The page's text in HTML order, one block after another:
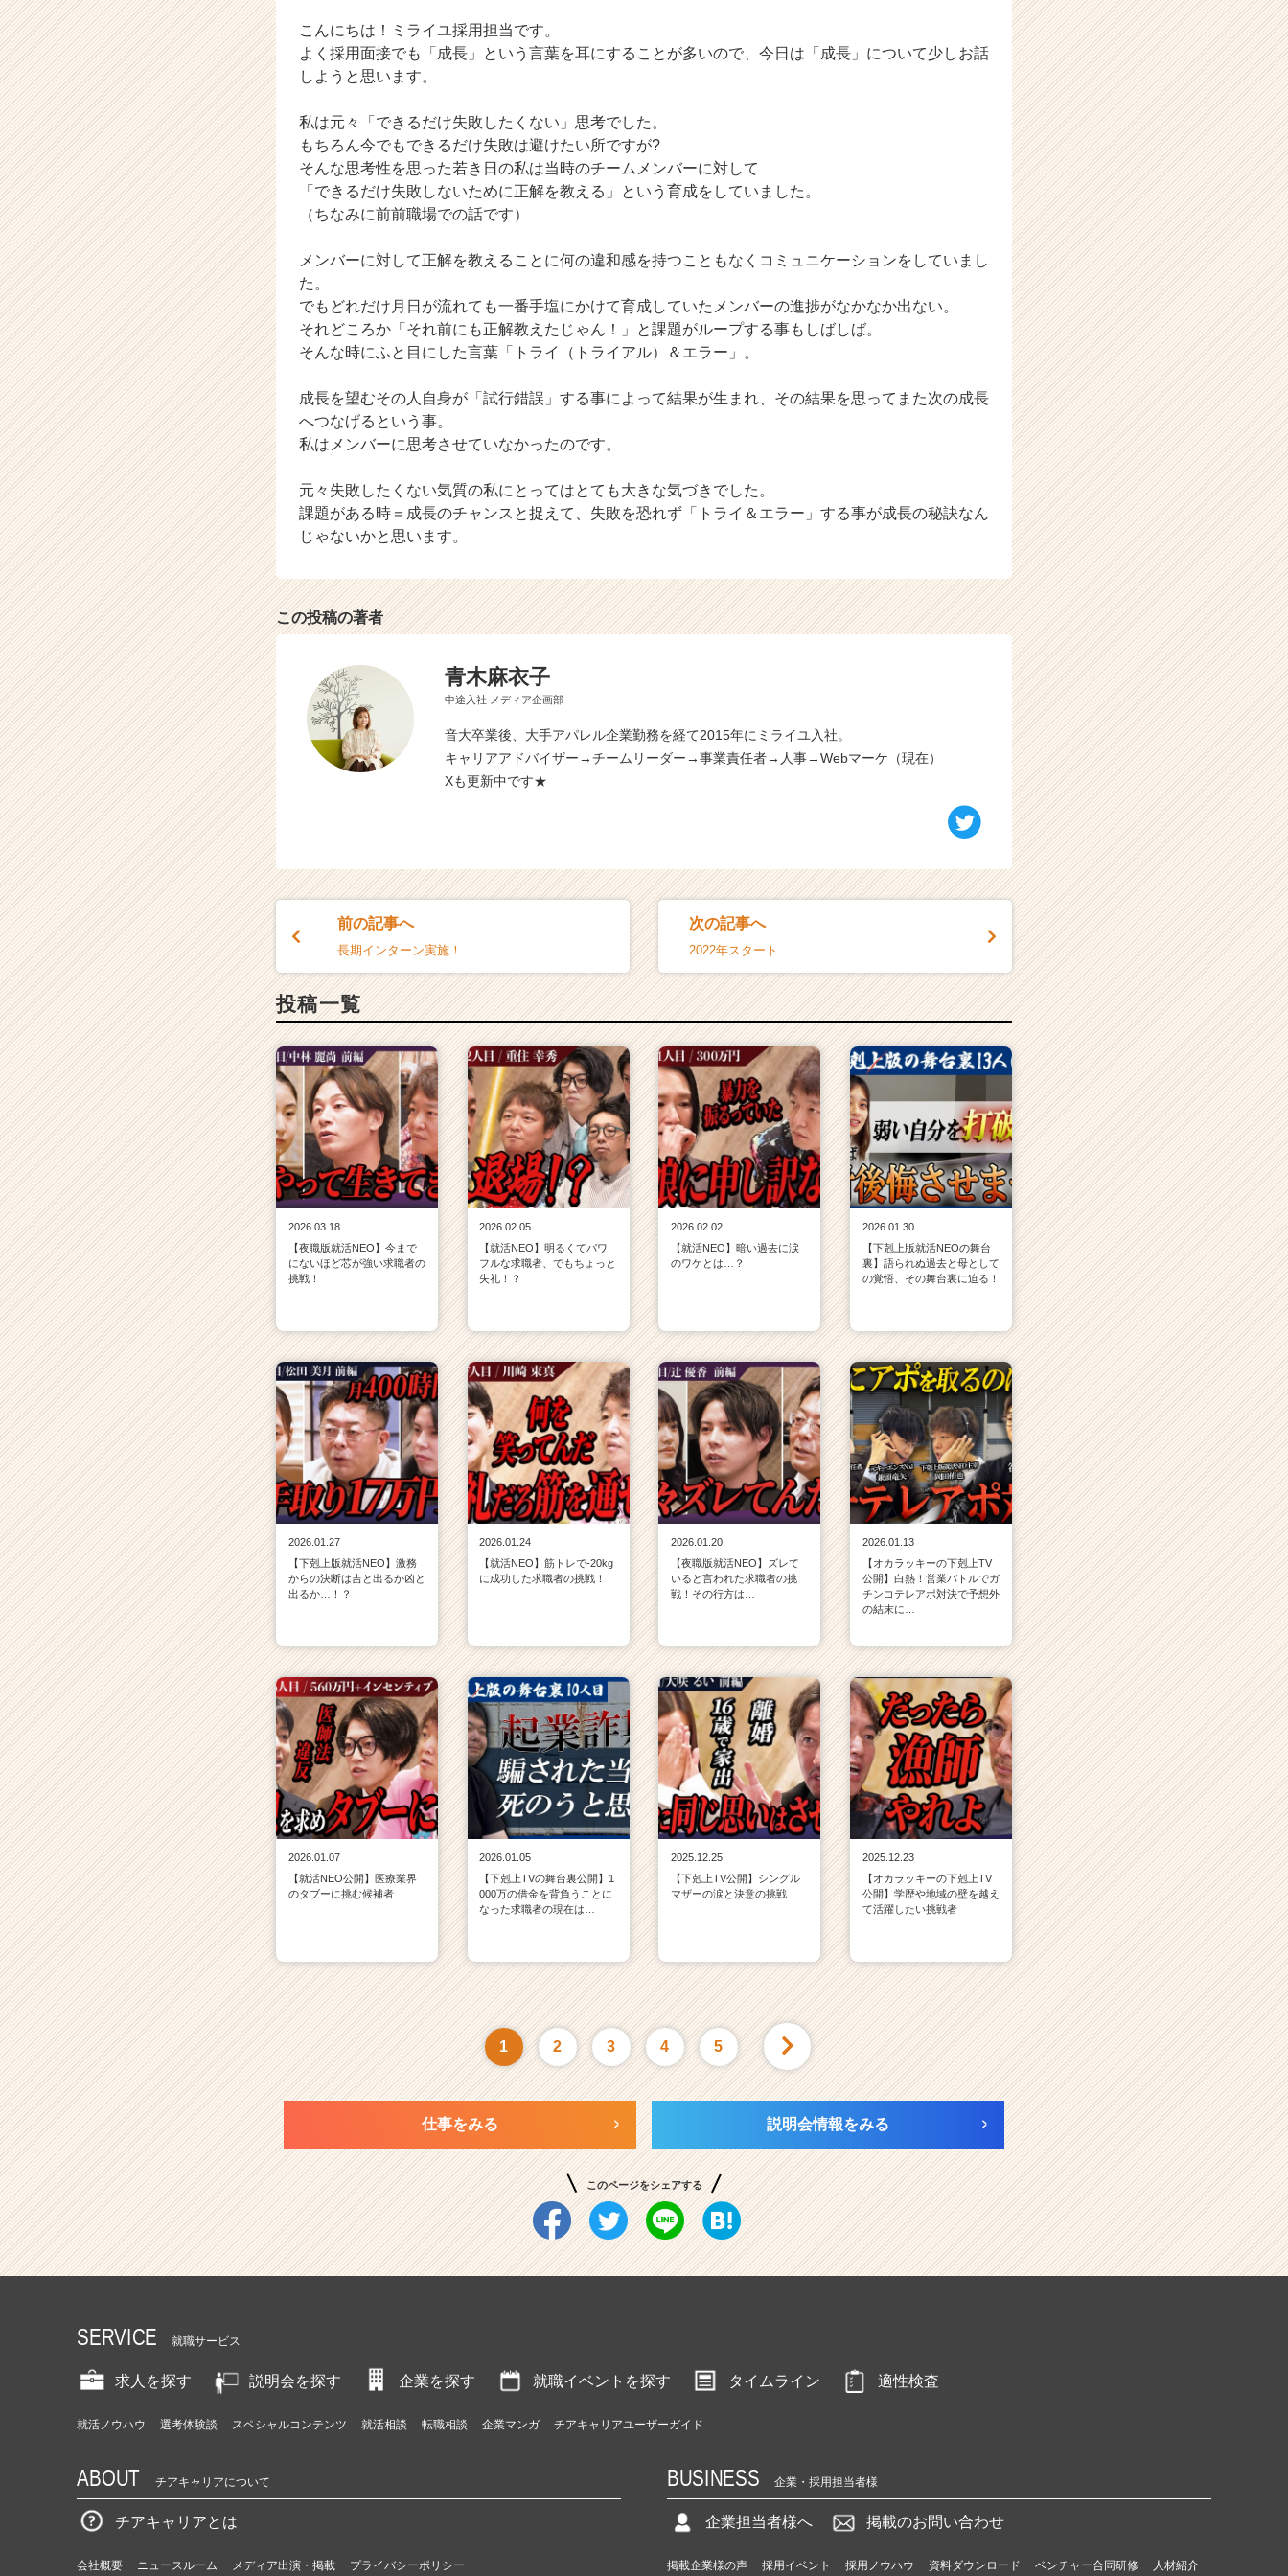
こんにちは！ミライユ採用担当です。
よく採用面接でも「成長」という言葉を耳にすることが多いので、今日は「成長」について少しお話
しようと思います。
私は元々「できるだけ失敗したくない」思考でした。
もちろん今でもできるだけ失敗は避けたい所ですが?
そんな思考性を思った若き日の私は当時のチームメンバーに対して
「できるだけ失敗しないために正解を教える」という育成をしていました。
（ちなみに前前職場での話です）
メンバーに対して正解を教えることに何の違和感を持つこともなくコミュニケーションをしていまし
た。
でもどれだけ月日が流れても一番手塩にかけて育成していたメンバーの進捗がなかなか出ない。
それどころか「それ前にも正解教えたじゃん！」と課題がループする事もしばしば。
そんな時にふと目にした言葉「トライ（トライアル）＆エラー」。
成長を望むその人自身が「試行錯誤」する事によって結果が生まれ、その結果を思ってまた次の成長
へつなげるという事。
私はメンバーに思考させていなかったのです。
元々失敗したくない気質の私にとってはとても大きな気づきでした。
課題がある時＝成長のチャンスと捉えて、失敗を恐れず「トライ＆エラー」する事が成長の秘訣なん
じゃないかと思います。
この投稿の著者
青木麻衣子
中途入社 メディア企画部
音大卒業後、大手アパレル企業勤務を経て2015年にミライユ入社。
キャリアアドバイザー→チームリーダー→事業責任者→人事→Webマーケ（現在）
Xも更新中です★
前の記事へ
長期インターン実施！
次の記事へ
2022年スタート
投稿一覧
2026.03.18
【夜職版就活NEO】今まで
にないほど芯が強い求職者の
挑戦！
2026.02.05
【就活NEO】明るくてパワ
フルな求職者、でもちょっと
失礼！？
2026.02.02
【就活NEO】暗い過去に涙
のワケとは…？
2026.01.30
【下剋上版就活NEOの舞台
裏】語られぬ過去と母として
の覚悟、その舞台裏に迫る！
2026.01.27
【下剋上版就活NEO】激務
からの決断は吉と出るか凶と
出るか…！？
2026.01.24
【就活NEO】筋トレで-20kg
に成功した求職者の挑戦！
2026.01.20
【夜職版就活NEO】ズレて
いると言われた求職者の挑
戦！その行方は…
2026.01.13
【オカラッキーの下剋上TV
公開】白熱！営業バトルでガ
チンコテレアポ対決で予想外
の結末に…
2026.01.07
【就活NEO公開】医療業界
のタブーに挑む候補者
2026.01.05
【下剋上TVの舞台裏公開】1
000万の借金を背負うことに
なった求職者の現在は…
2025.12.25
【下剋上TV公開】シングル
マザーの涙と決意の挑戦
2025.12.23
【オカラッキーの下剋上TV
公開】学歴や地域の壁を越え
て活躍したい挑戦者
1 2 3 4 5
仕事をみる 説明会情報をみる
このページをシェアする
SERVICE 就職サービス
求人を探す 説明会を探す 企業を探す 就職イベントを探す タイムライン 適性検査
就活ノウハウ 選考体験談 スペシャルコンテンツ 就活相談 転職相談 企業マンガ チアキャリアユーザーガイド
ABOUT チアキャリアについて
チアキャリアとは
会社概要 ニュースルーム メディア出演・掲載 プライバシーポリシー
BUSINESS 企業・採用担当者様
企業担当者様へ 掲載のお問い合わせ
掲載企業様の声 採用イベント 採用ノウハウ 資料ダウンロード ベンチャー合同研修 人材紹介